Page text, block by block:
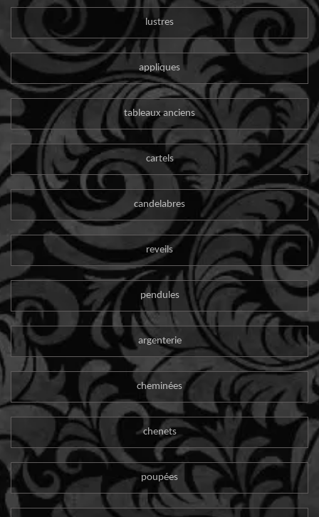
lustres
appliques
tableaux anciens
cartels
candelabres
reveils
pendules
argenterie
cheminées
chenets
poupées